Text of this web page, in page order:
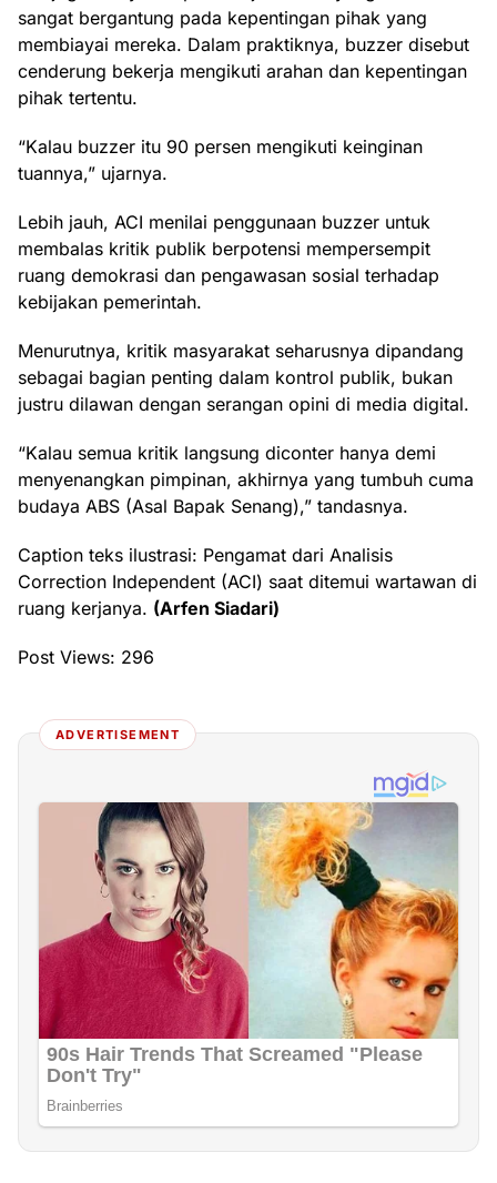
sangat bergantung pada kepentingan pihak yang
membiayai mereka. Dalam praktiknya, buzzer disebut
cenderung bekerja mengikuti arahan dan kepentingan
pihak tertentu.
“Kalau buzzer itu 90 persen mengikuti keinginan
tuannya,” ujarnya.
Lebih jauh, ACI menilai penggunaan buzzer untuk
membalas kritik publik berpotensi mempersempit
ruang demokrasi dan pengawasan sosial terhadap
kebijakan pemerintah.
Menurutnya, kritik masyarakat seharusnya dipandang
sebagai bagian penting dalam kontrol publik, bukan
justru dilawan dengan serangan opini di media digital.
“Kalau semua kritik langsung diconter hanya demi
menyenangkan pimpinan, akhirnya yang tumbuh cuma
budaya ABS (Asal Bapak Senang),” tandasnya.
Caption teks ilustrasi: Pengamat dari Analisis
Correction Independent (ACI) saat ditemui wartawan di
ruang kerjanya. (Arfen Siadari)
Post Views: 296
ADVERTISEMENT